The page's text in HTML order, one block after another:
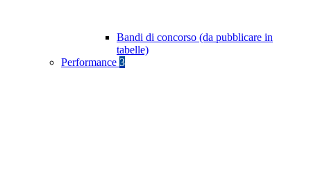
Bandi di concorso (da pubblicare in
tabelle)
Performance 3